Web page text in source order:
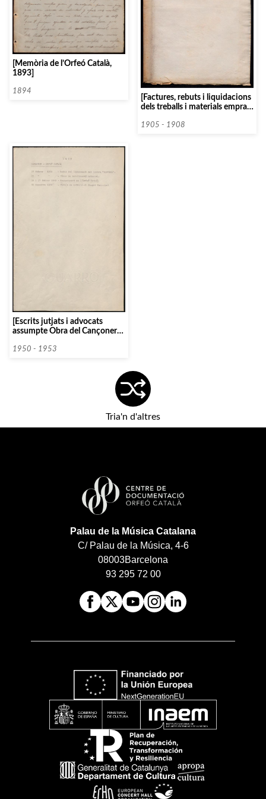
[Memòria de l’Orfeó Català,
1893]
1894
[Factures, rebuts i liquidacions
dels treballs i materials emprats
i «terrecotte»Josep Orriols, per
1905 - 1908
[Escrits jutjats i advocats
assumpte Obra del Cançoner
Patxot]
1950 - 1953
Tria'n d'altres
Palau de la Música Catalana
C/ Palau de la Música, 4-6
08003Barcelona
93 295 72 00